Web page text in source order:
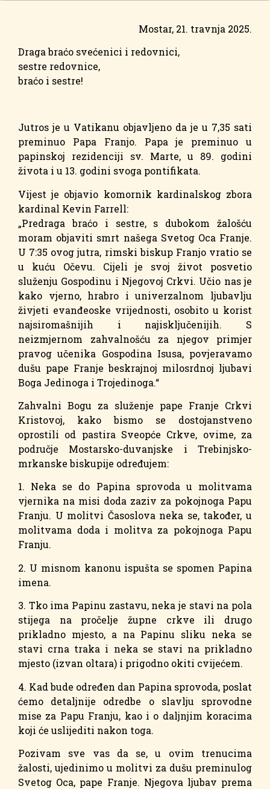
Mostar, 21. travnja 2025.
Draga braćo svećenici i redovnici,
sestre redovnice,
braćo i sestre!
Jutros je u Vatikanu objavljeno da je u 7,35 sati
preminuo Papa Franjo. Papa je preminuo u
papinskoj rezidenciji sv. Marte, u 89. godini
života i u 13. godini svoga pontifikata.
Vijest je objavio komornik kardinalskog zbora
kardinal Kevin Farrell:
„Predraga braćo i sestre, s dubokom žalošću
moram objaviti smrt našega Svetog Oca Franje.
U 7:35 ovog jutra, rimski biskup Franjo vratio se
u kuću Očevu. Cijeli je svoj život posvetio
služenju Gospodinu i Njegovoj Crkvi. Učio nas je
kako vjerno, hrabro i univerzalnom ljubavlju
živjeti evanđeoske vrijednosti, osobito u korist
najsiromašnijih i najisključenijih. S
neizmjernom zahvalnošću za njegov primjer
pravog učenika Gospodina Isusa, povjeravamo
dušu pape Franje beskrajnoj milosrdnoj ljubavi
Boga Jedinoga i Trojedinoga.“
Zahvalni Bogu za služenje pape Franje Crkvi
Kristovoj, kako bismo se dostojanstveno
oprostili od pastira Sveopće Crkve, ovime, za
područje Mostarsko-duvanjske i Trebinjsko-
mrkanske biskupije određujem:
1. Neka se do Papina sprovoda u molitvama
vjernika na misi doda zaziv za pokojnoga Papu
Franju. U molitvi Časoslova neka se, također, u
molitvama doda i molitva za pokojnoga Papu
Franju.
2. U misnom kanonu ispušta se spomen Papina
imena.
3. Tko ima Papinu zastavu, neka je stavi na pola
stijega na pročelje župne crkve ili drugo
prikladno mjesto, a na Papinu sliku neka se
stavi crna traka i neka se stavi na prikladno
mjesto (izvan oltara) i prigodno okiti cvijećem.
4. Kad bude određen dan Papina sprovoda, poslat
ćemo detaljnije odredbe o slavlju sprovodne
mise za Papu Franju, kao i o daljnjim koracima
koji će uslijediti nakon toga.
Pozivam sve vas da se, u ovim trenucima
žalosti, ujedinimo u molitvi za dušu preminulog
Svetog Oca, pape Franje. Njegova ljubav prema